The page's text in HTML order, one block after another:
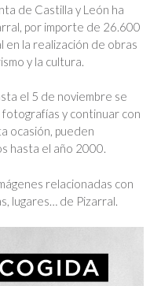
de Castilla y León ha
por importe de 26.600
en la realización de obras
y la cultura.
el 5 de noviembre se
y continuar con
ocasión, pueden
hasta el año 2000.
relacionadas con
lugares… de Pizarral.